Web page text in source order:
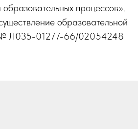
процессов».
образовательной
№ Л035-01277-66/02054248